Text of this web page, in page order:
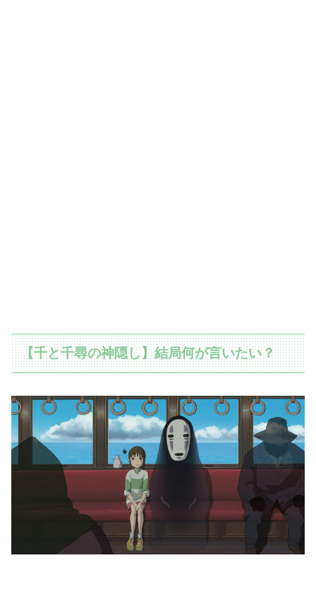
【千と千尋の神隠し】結局何が言いたい？